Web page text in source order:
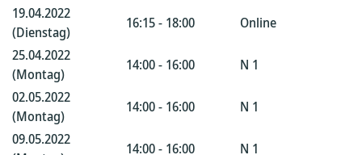
19.04.2022
(Dienstag)
16:15 - 18:00
Online
25.04.2022
(Montag)
14:00 - 16:00
N 1
02.05.2022
(Montag)
14:00 - 16:00
N 1
09.05.2022
14:00 - 16:00
N 1